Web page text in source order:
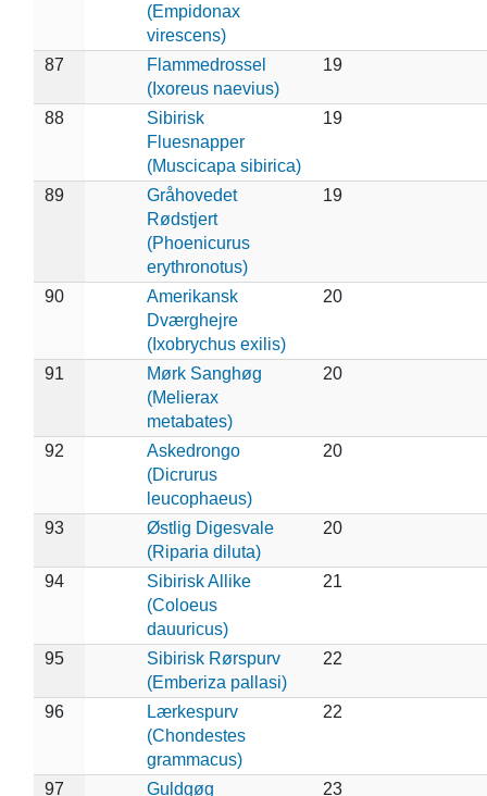
(Empidonax
virescens)
87
Flammedrossel
(Ixoreus naevius)
19
88
Sibirisk
Fluesnapper
(Muscicapa sibirica)
19
89
Gråhovedet
Rødstjert
(Phoenicurus
erythronotus)
19
90
Amerikansk
Dværghejre
(Ixobrychus exilis)
20
91
Mørk Sanghøg
(Melierax
metabates)
20
92
Askedrongo
(Dicrurus
leucophaeus)
20
93
Østlig Digesvale
(Riparia diluta)
20
94
Sibirisk Allike
(Coloeus
dauuricus)
21
95
Sibirisk Rørspurv
(Emberiza pallasi)
22
96
Lærkespurv
(Chondestes
grammacus)
22
97 Guldgøg 23